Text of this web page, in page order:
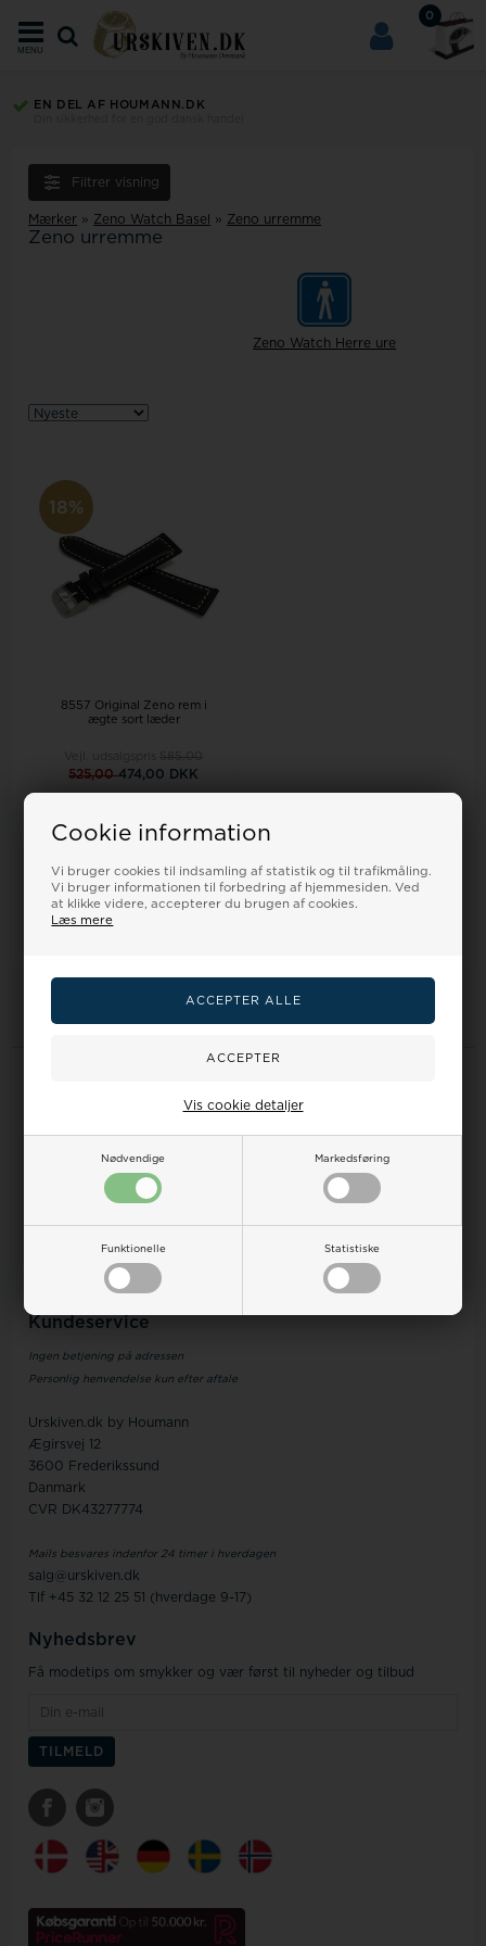
Cookie information
Vi bruger cookies til indsamling af statistik og til trafikmåling.
Vi bruger informationen til forbedring af hjemmesiden. Ved
at klikke videre, accepterer du brugen af cookies.
Læs mere
Nødvendige Markedsføring
Funktionelle Statistiske
Vis cookie detaljer
0
MENU
EN DEL AF HOUMANN.DK
Filtrer visning
Mærker » Zeno Watch Basel » Zeno urremme
Zeno urremme
Zeno Watch Herre ure
18%
8557 Original Zeno rem i
ægte sort læder
525,00474,00 DKK
Reklamation
Kundeservice
Ingen betjening på adressen
Personlig henvendelse kun efter aftale
Urskiven.dk by Houmann
Ægirsvej 12
3600 Frederikssund
Danmark
CVR DK43277774
Mails besvares indenfor 24 timer i hverdagen
salg@urskiven.dk
Tlf +45 32 12 25 51 (hverdage 9-17)
Nyhedsbrev
Få modetips om smykker og vær først til nyheder og tilbud